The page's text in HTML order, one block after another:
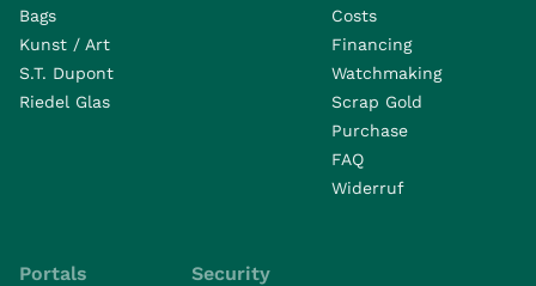
Bags
Kunst / Art
S.T. Dupont
Riedel Glas
Costs
Financing
Watchmaking
Scrap Gold
Purchase
FAQ
Widerruf
Portals Security